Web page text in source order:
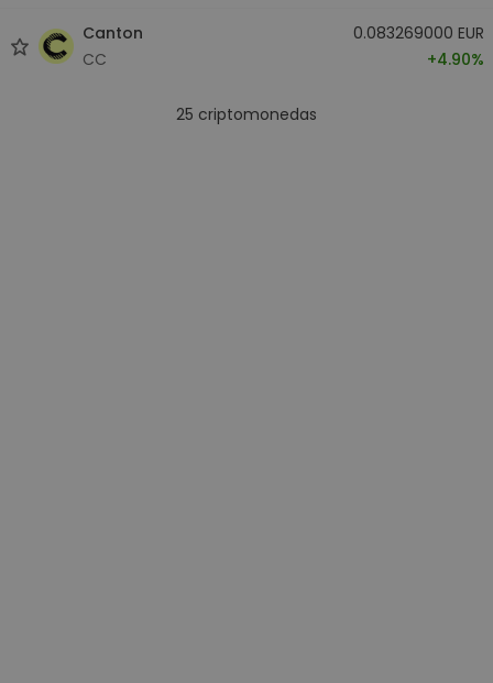
Canton
CC
0.083269000 EUR
+4.90%
25 criptomonedas